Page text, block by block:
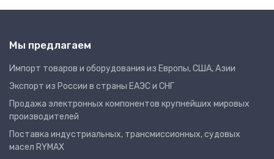
Мы предлагаем
Импорт товаров и оборудования из Европы, США, Азии
Экспорт из России в страны ЕАЭС и СНГ
Продажа электронных компонентов крупнейших мировых
производителей
Поставка индустриальных, трансмиссионных, судовых
масел RYMAX